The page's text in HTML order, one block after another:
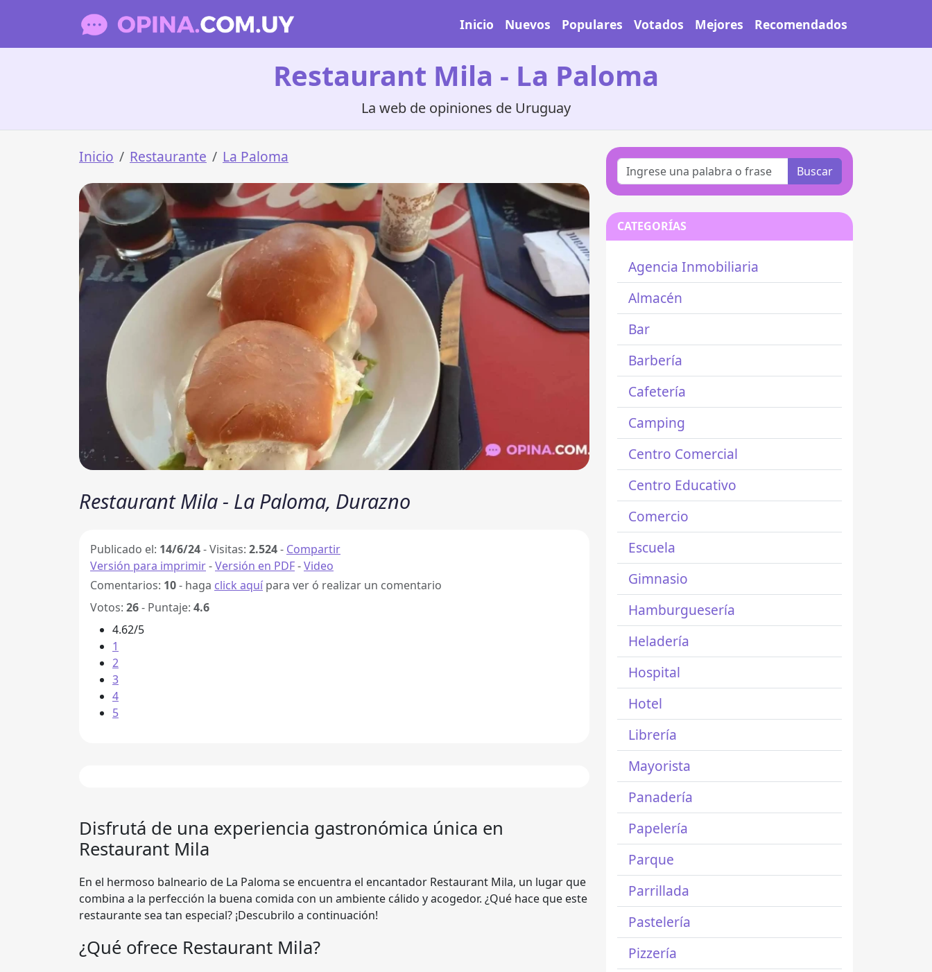
Inicio Nuevos Populares Votados Mejores Recomendados
Restaurant Mila - La Paloma
La web de opiniones de Uruguay
Inicio Restaurante La Paloma
Restaurant Mila - La Paloma, Durazno
Publicado el: 14/6/24-Visitas: 2.524- Compartir
Versión para imprimir-Versión en PDF-Video
Comentarios: 10- haga click aquí para ver ó realizar un comentario
Votos: 26- Puntaje: 4.6
4.62/5
1
2
3
4
5
Disfrutá de una experiencia gastronómica única en
Restaurant Mila
En el hermoso balneario de La Paloma se encuentra el encantador Restaurant Mila, un lugar que
combina a la perfección la buena comida con un ambiente cálido y acogedor. ¿Qué hace que este
restaurante sea tan especial? ¡Descubrilo a continuación!
¿Qué ofrece Restaurant Mila?
Buscar
CATEGORÍAS
Agencia Inmobiliaria
Almacén
Bar
Barbería
Cafetería
Camping
Centro Comercial
Centro Educativo
Comercio
Escuela
Gimnasio
Hamburguesería
Heladería
Hospital
Hotel
Librería
Mayorista
Panadería
Papelería
Parque
Parrillada
Pastelería
Pizzería